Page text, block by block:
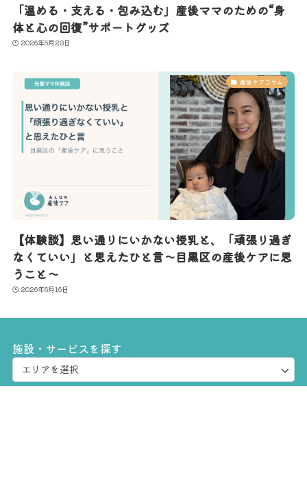
「温める・支える・包み込む」産後ママのための“身
体と心の回復”サポートグッズ
2026年6月23日
産後ケアコラム
【体験談】思い通りにいかない授乳と、「頑張り過ぎ
なくていい」と思えたひと言〜目黒区の産後ケアに思
うこと〜
2026年6月16日
施設・サービスを探す